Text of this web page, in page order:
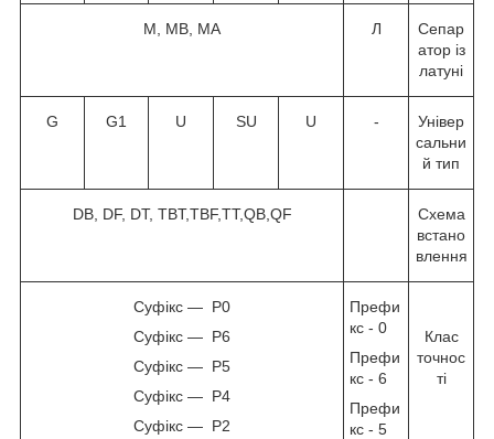
M, MB, MA Л
Сепар
атор із
латуні
G G1 U SU U -
Універ
сальни
й тип
DB, DF, DT, TBT,TBF,TT,QB,QF
Схема
встано
влення
Суфікс — P0
Суфікс — P6
Суфікс — P5
Суфікс — P4
Суфікс — P2
Префи
кс - 0
Префи
кс - 6
Префи
кс - 5
Клас
точнос
ті